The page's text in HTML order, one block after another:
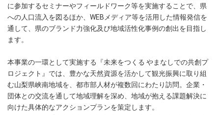
に参加するセミナーやフィールドワーク等を実施することで、県
への人口流入を図るほか、WEBメディア等を活用した情報発信を
通して、県のブランド力強化及び地域活性化事例の創出を目指し
ます。
本事業の一環として実施する『未来をつくる やまなしでの共創プ
ロジェクト』では、豊かな天然資源を活かして観光振興に取り組
む山梨県峡南地域を、都市部人材が複数回にわたり訪問。企業・
団体との交流を通して地域理解を深め、地域が抱える課題解決に
向けた具体的なアクションプランを策定します。